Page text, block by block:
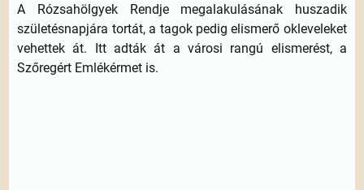
A Rózsahölgyek Rendje megalakulásának huszadik
születésnapjára tortát, a tagok pedig elismerő okleveleket
vehettek át. Itt adták át a városi rangú elismerést, a
Szőregért Emlékérmet is.